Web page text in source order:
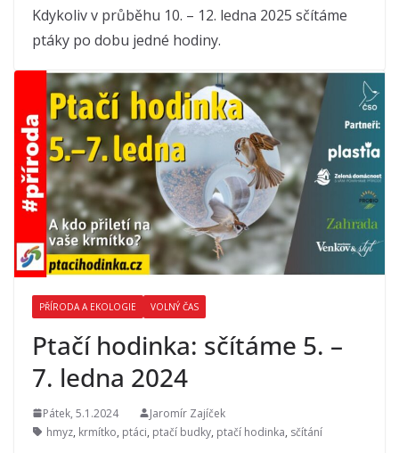
Kdykoliv v průběhu 10. – 12. ledna 2025 sčítáme
ptáky po dobu jedné hodiny.
PŘÍRODA A EKOLOGIE VOLNÝ ČAS
Ptačí hodinka: sčítáme 5. –
7. ledna 2024
Pátek, 5.1.2024
Jaromír Zajíček
hmyz, krmítko, ptáci, ptačí budky, ptačí hodinka, sčítání